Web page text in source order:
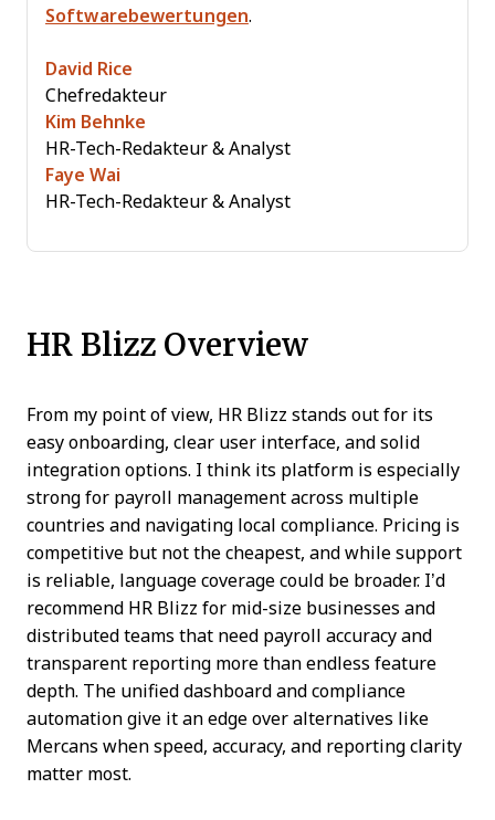
Softwarebewertungen.
David Rice
Chefredakteur
Kim Behnke
HR-Tech-Redakteur & Analyst
Faye Wai
HR-Tech-Redakteur & Analyst
HR Blizz Overview
From my point of view, HR Blizz stands out for its
easy onboarding, clear user interface, and solid
integration options. I think its platform is especially
strong for payroll management across multiple
countries and navigating local compliance. Pricing is
competitive but not the cheapest, and while support
is reliable, language coverage could be broader. I’d
recommend HR Blizz for mid-size businesses and
distributed teams that need payroll accuracy and
transparent reporting more than endless feature
depth. The unified dashboard and compliance
automation give it an edge over alternatives like
Mercans when speed, accuracy, and reporting clarity
matter most.